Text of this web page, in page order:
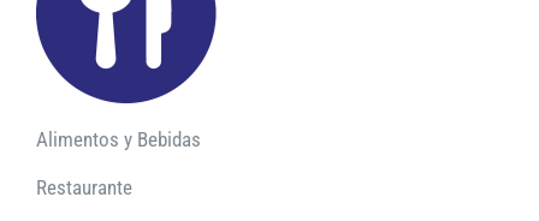
Alimentos y Bebidas
Restaurante